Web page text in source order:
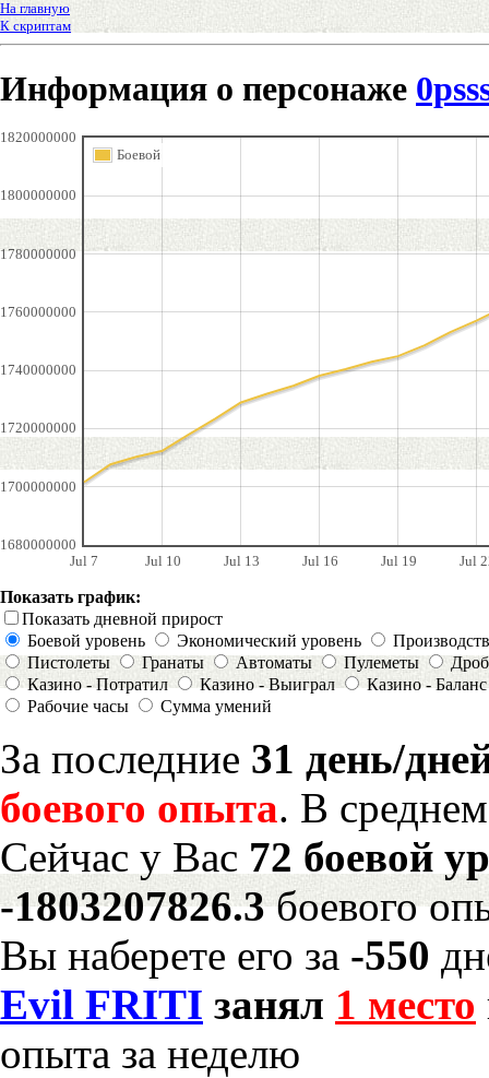
На главную
К скриптам
Информация о персонаже
Jul 7 Jul 10 Jul 13 Jul 16 Jul 19 Jul
1680000000
1700000000
1720000000
1740000000
1760000000
1780000000
1800000000
1820000000
Боевой
Показать график:
Показать дневной прирост
Боевой уровень
Экономический уровень
Пистолеты
Гранаты Автоматы Пулеметы
Казино - Потратил
Казино - Выиграл
Казино - Баланс
Рабочие часы
Сумма умений
За последние 31 день/
боевого опыта. В
Сейчас у Вас 72 боевой
-1803207826.3боевого
Вы наберете его за -550
Evil FRITI занял 1 место
опыта за неделю